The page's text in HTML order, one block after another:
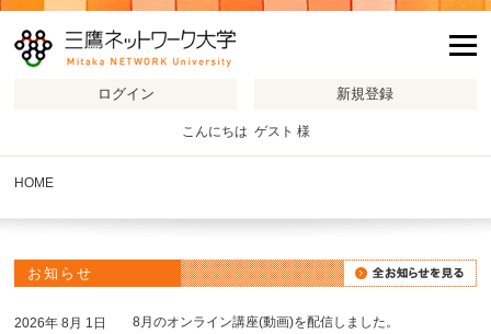
こんにちは ゲスト 様
HOME
お知らせ
2026年 8月 1日 8月のオンライン講座(動画)を配信しました。